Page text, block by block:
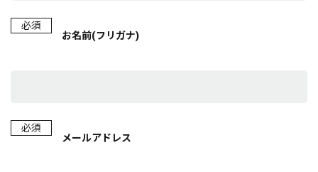
必須
お名前(フリガナ)
必須
メールアドレス